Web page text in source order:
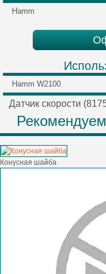
Hamm
Hamm W2100
Датчик скорости
Рекомендуем
Конусная шайба